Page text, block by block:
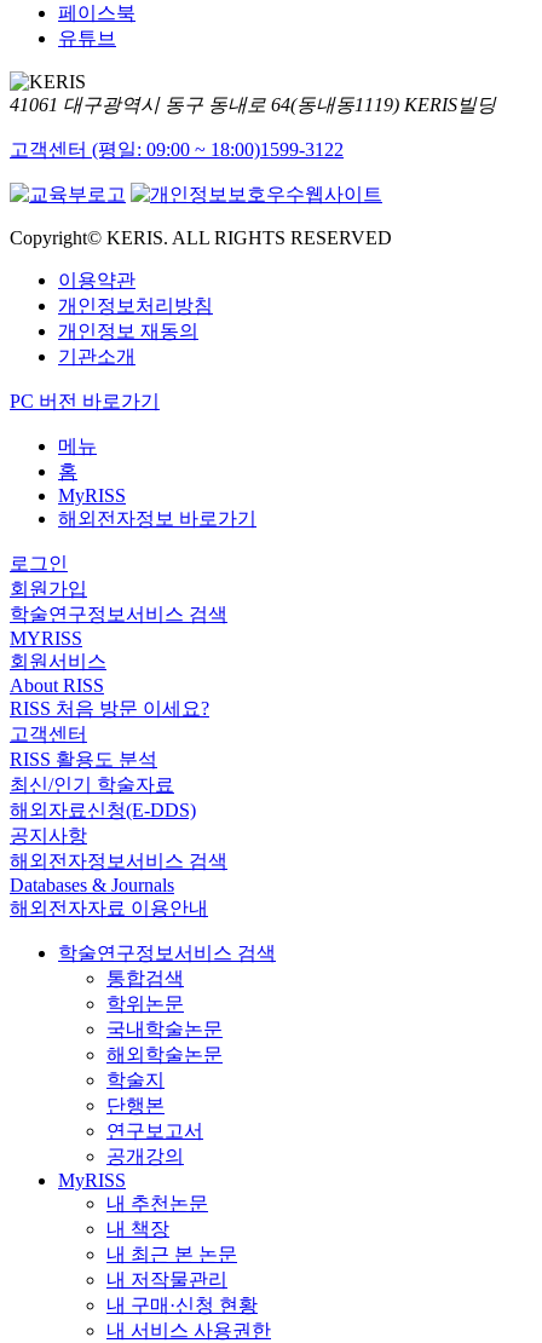
페이스북
유튜브
41061 대구광역시 동구 동내로 64(동내동1119) KERIS빌딩
고객센터 (평일: 09:00 ~ 18:00)1599-3122
Copyright© KERIS. ALL RIGHTS RESERVED
이용약관
개인정보처리방침
개인정보 재동의
기관소개
PC 버전 바로가기
메뉴
홈
MyRISS
해외전자정보 바로가기
로그인
회원가입
학술연구정보서비스 검색
MYRISS
회원서비스
About RISS
RISS 처음 방문 이세요?
고객센터
RISS 활용도 분석
최신/인기 학술자료
해외자료신청(E-DDS)
공지사항
해외전자정보서비스 검색
Databases & Journals
해외전자자료 이용안내
학술연구정보서비스 검색
통합검색
학위논문
국내학술논문
해외학술논문
학술지
단행본
연구보고서
공개강의
MyRISS
내 추천논문
내 책장
내 최근 본 논문
내 저작물관리
내 구매·신청 현황
내 서비스 사용권한